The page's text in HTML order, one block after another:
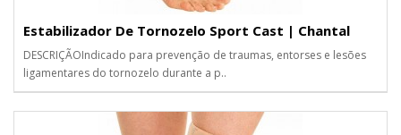
Estabilizador De Tornozelo Sport Cast | Chantal
DESCRIÇÃOIndicado para prevenção de traumas, entorses e lesões
ligamentares do tornozelo durante a p..